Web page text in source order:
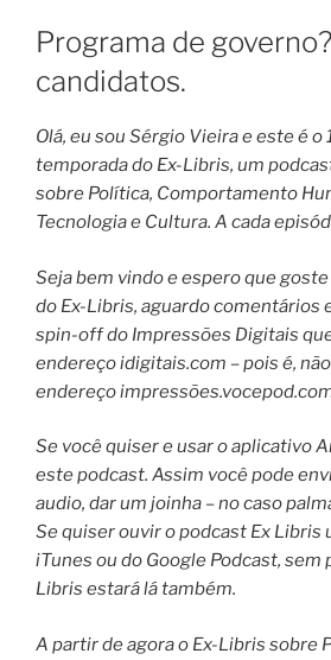
Programa de
candidatos.
Olá, eu sou Sérgio Vieira e este é o
temporada do Ex-Libris, um
sobre Política, Comportamento
Tecnologia e Cultura. A cada
Seja bem vindo e espero que
do Ex-Libris, aguardo comentários
spin-off do Impressões Digitais
endereço idigitais.com – pois é,
endereço
Se você quiser e usar o aplicativo
este podcast. Assim você pode
audio, dar um joinha – no caso
Se quiser ouvir o podcast Ex Libris
iTunes ou do Google Podcast, sem
Libris estará lá também.
A partir de agora o Ex-Libris sobre